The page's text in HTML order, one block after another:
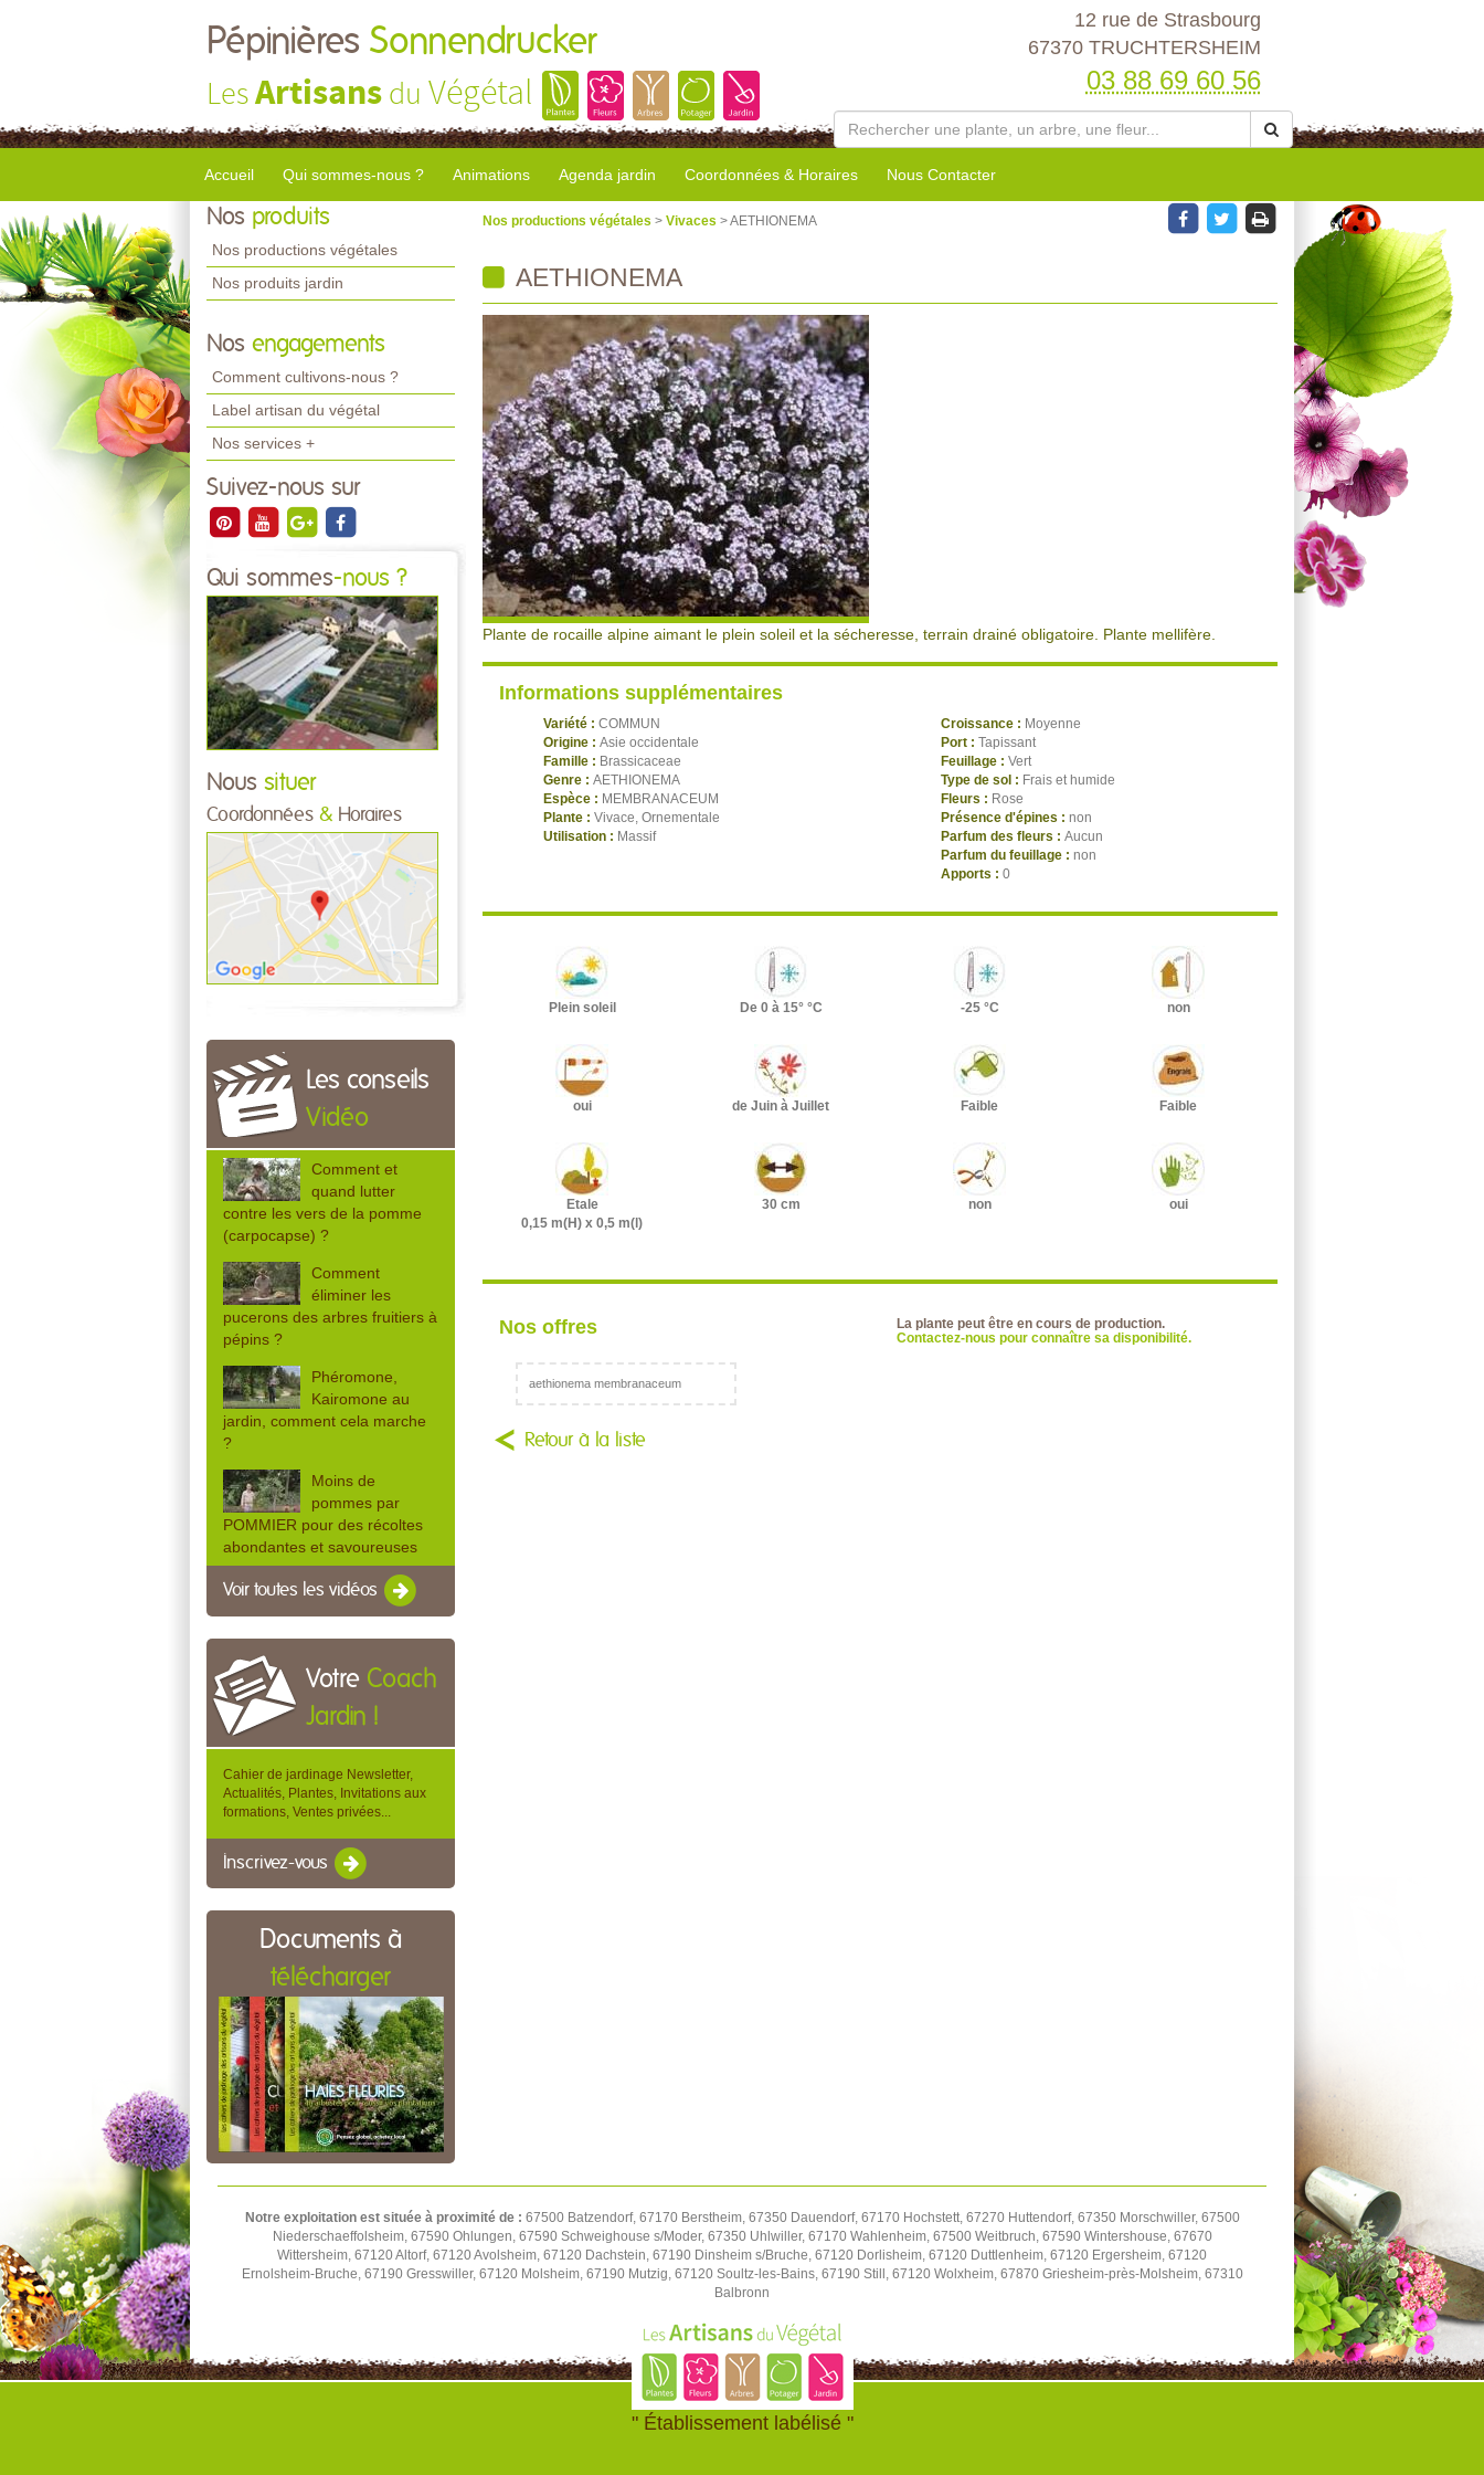
Pépinières Sonnendrucker
LesArtisans du Végétal
12 rue de Strasbourg
67370 TRUCHTERSHEIM
03 88 69 60 56
Accueil Qui sommes-nous ? Animations Agenda jardin Coordonnées & Horaires Nous Contacter
Nos produits
Nos productions végétales
Nos produits jardin
Nos engagements
Comment cultivons-nous ?
Label artisan du végétal
Nos services +
Suivez-nous sur
Qui sommes-nous ?
Nous situer
Coordonnées & Horaires
Les conseils
Vidéo
Comment et
quand lutter
contre les vers de la pomme
(carpocapse) ?
Comment
éliminer les
pucerons des arbres fruitiers à
pépins ?
Phéromone,
Kairomone au
jardin, comment cela marche
?
Moins de
pommes par
POMMIER pour des récoltes
abondantes et savoureuses
Voir toutes les vidéos
Votre Coach
Jardin !
Cahier de jardinage Newsletter,
Actualités, Plantes, Invitations aux
formations, Ventes privées...
Inscrivez-vous
Documents à
télécharger
Nos productions végétales > Vivaces > AETHIONEMA
AETHIONEMA
Plante de rocaille alpine aimant le plein soleil et la sécheresse, terrain drainé obligatoire. Plante mellifère.
Informations supplémentaires
Variété : COMMUN
Origine : Asie occidentale
Famille : Brassicaceae
Genre : AETHIONEMA
Espèce : MEMBRANACEUM
Plante : Vivace, Ornementale
Utilisation : Massif
Croissance : Moyenne
Port : Tapissant
Feuillage : Vert
Type de sol : Frais et humide
Fleurs : Rose
Présence d'épines : non
Parfum des fleurs : Aucun
Parfum du feuillage : non
Apports : 0
Plein soleil De 0 à 15° °C -25 °C non
oui de Juin à Juillet Faible Faible
Etale
0,15 m(H) x 0,5 m(l)
30 cm non oui
Nos offres
La plante peut être en cours de production.
Contactez-nous pour connaître sa disponibilité.
aethionema membranaceum
Retour à la liste
Notre exploitation est située à proximité de : 67500 Batzendorf, 67170 Berstheim, 67350 Dauendorf, 67170 Hochstett, 67270 Huttendorf, 67350 Morschwiller, 67500
Niederschaeffolsheim, 67590 Ohlungen, 67590 Schweighouse s/Moder, 67350 Uhlwiller, 67170 Wahlenheim, 67500 Weitbruch, 67590 Wintershouse, 67670
Wittersheim, 67120 Altorf, 67120 Avolsheim, 67120 Dachstein, 67190 Dinsheim s/Bruche, 67120 Dorlisheim, 67120 Duttlenheim, 67120 Ergersheim, 67120
Ernolsheim-Bruche, 67190 Gresswiller, 67120 Molsheim, 67190 Mutzig, 67120 Soultz-les-Bains, 67190 Still, 67120 Wolxheim, 67870 Griesheim-près-Molsheim, 67310
Balbronn
" Établissement labélisé "